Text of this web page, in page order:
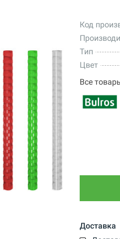
Код
Тип
Цвет
Все
Доставка